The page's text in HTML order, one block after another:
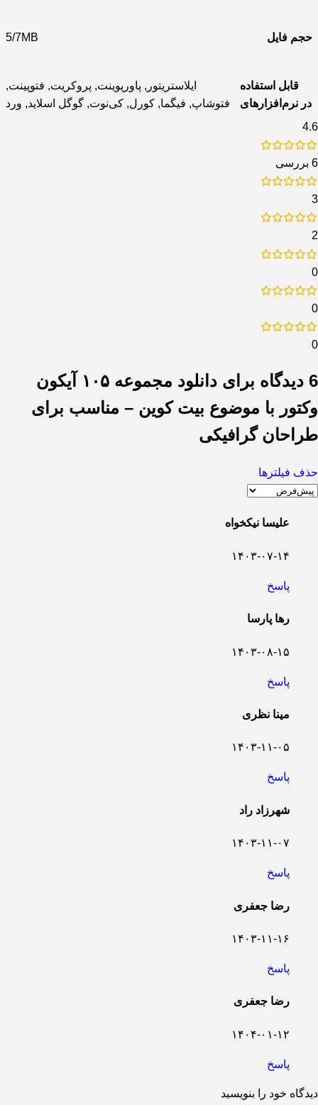
حجم فایل 5/7MB
قابل استفاده
در نرم‌افزارهای
ایلاستریتور , پاورپوینت, پروکریت, فتوپینت,
فتوشاپ, فیگما, کورل, کی‌نوت, گوگل اسلاید, ورد
4.6
6 بررسی
3
2
0
0
0
6 دیدگاه برای
دانلود مجموعه ۱۰۵ آیکون
وکتور با موضوع بیت کوین – مناسب برای
طراحان گرافیکی
حذف فیلترها
علیسا نیکخواه
۱۴۰۳-۰۷-۱۴
پاسخ
رها پارسا
۱۴۰۳-۰۸-۱۵
پاسخ
مینا نظری
۱۴۰۳-۱۱-۰۵
پاسخ
شهرزاد راد
۱۴۰۳-۱۱-۰۷
پاسخ
رضا جعفری
۱۴۰۳-۱۱-۱۶
پاسخ
رضا جعفری
۱۴۰۴-۰۱-۱۲
پاسخ
دیدگاه خود را بنویسید